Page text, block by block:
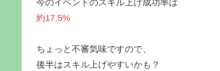
今のイベントのスキル上げ成功率は
約17.5%
ちょっと不審気味ですので、
後半はスキル上げやすいかも？